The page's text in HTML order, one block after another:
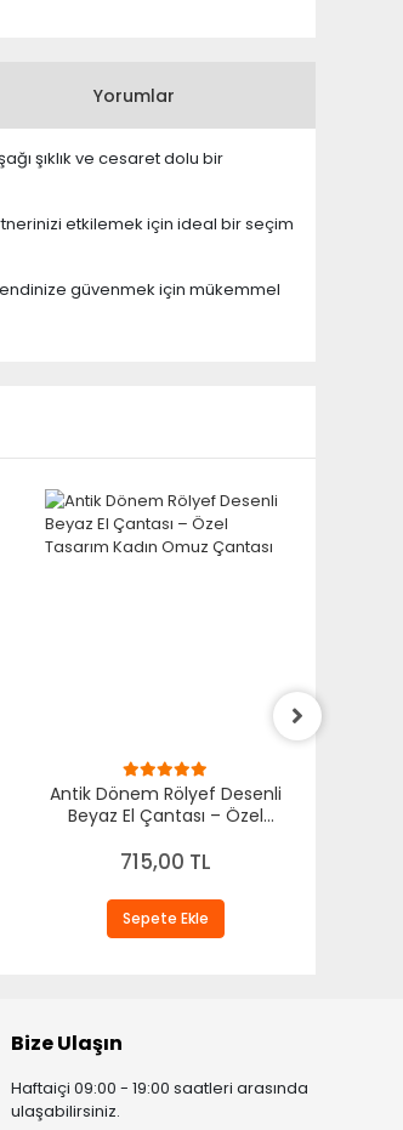
Yorumlar
şıklık ve cesaret dolu bir
etkilemek için ideal bir seçim
güvenmek için mükemmel
Antik Dönem Rölyef Desenli
Beyaz El Çantası – Özel
Çantası
715,00 TL
Sepete Ekle
Bize Ulaşın
Haftaiçi 09:00 - 19:00 saatleri arasında
ulaşabilirsiniz.